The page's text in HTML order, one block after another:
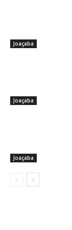
Joaçaba
Joaçaba
Joaçaba